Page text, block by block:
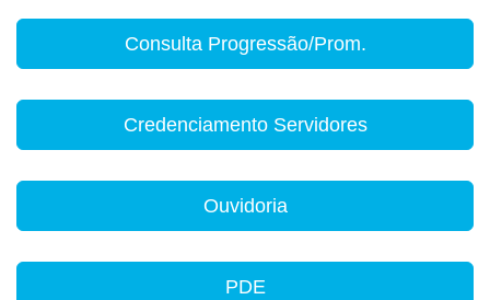
Consulta Progressão/Prom.
Credenciamento Servidores
Ouvidoria
PDE